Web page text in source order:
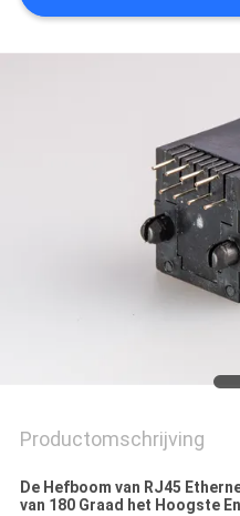
Productomschrijving
De Hefboom van RJ45
van 180 Graad het Hoogste